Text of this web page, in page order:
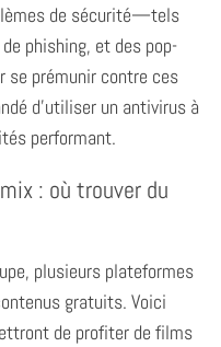
de sécurité⁠—tels
phishing, et des pop-
prémunir contre ces
d’utiliser un antivirus à
performant.
: où trouver du
plusieurs plateformes
gratuits. Voici
de profiter de films